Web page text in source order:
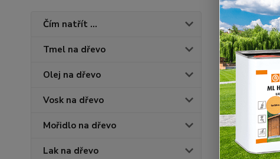
Čím natřít ...
Tmel na dřevo
Olej na dřevo
Vosk na dřevo
Mořidlo na dřevo
Lak na dřevo
Úvod
0,375 l
3186